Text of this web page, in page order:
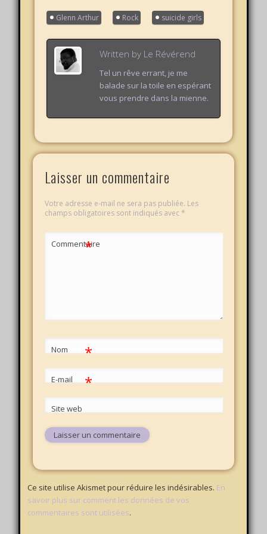
Glenn Arthur Rock suicide girls
Written by Le Révérend
Tel un rêve errant, je me
balade sur la toile en espérant
vous prendre dans la mienne.
Laisser un commentaire
Votre adresse e-mail ne sera pas publiée. Les
champs obligatoires sont indiqués avec*
Commentaire
*
Nom *
E-mail *
Site web
Ce site utilise Akismet pour réduire les indésirables. En
savoir plus sur comment les données de vos
commentaires sont utilisées.